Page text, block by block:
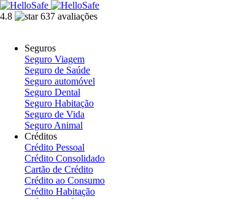
4.8 637 avaliações
Seguros
Seguro Viagem
Seguro de Saúde
Seguro automóvel
Seguro Dental
Seguro Habitação
Seguro de Vida
Seguro Animal
Créditos
Crédito Pessoal
Crédito Consolidado
Cartão de Crédito
Crédito ao Consumo
Crédito Habitação